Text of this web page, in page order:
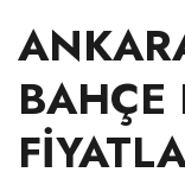
BAHÇE